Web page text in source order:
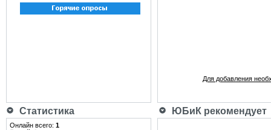
Для добавления
Статистика ЮБиК рекомендует
Онлайн всего: 1